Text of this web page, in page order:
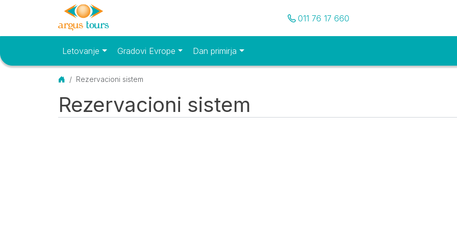
Pozovite nas
011 76 17 660
Osnovni meniLetovanje Gradovi Evrope Dan primirja
Početna
Rezervacioni sistem
Rezervacioni sistem